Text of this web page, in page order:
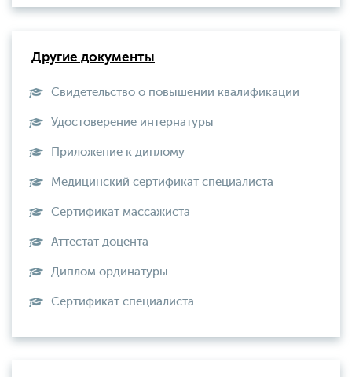
Другие документы
Свидетельство о повышении квалификации
Удостоверение интернатуры
Приложение к диплому
Медицинский сертификат специалиста
Сертификат массажиста
Аттестат доцента
Диплом ординатуры
Сертификат специалиста